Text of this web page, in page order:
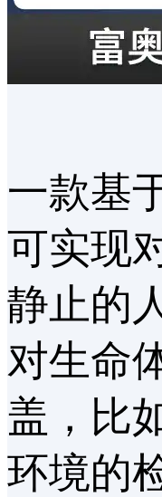
一款基
可实现
静止的
对生命
盖，比
环境的